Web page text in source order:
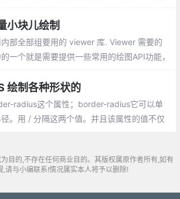
小块儿绘制
部全部组要用的 viewer 库. Viewer 需要的
一个就是需要提供一些常用的绘图API功能，
绘制各种形状的
radius这个属性；border-radius它可以单
。用 / 分隔这两个值。并且该属性的值不仅
目的,不存在任何商业目的。其版权属原作者所有,如有
,请与小编联系!情况属实本人将予以删除!